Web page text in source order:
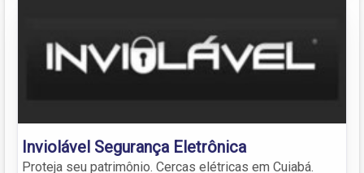
Inviolável Segurança Eletrônica
Proteja seu patrimônio. Cercas elétricas em Cuiabá.